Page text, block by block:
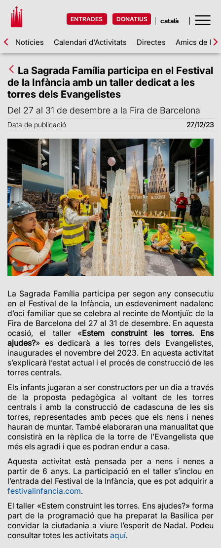
ENTRADES DONATIUS
Notícies Calendari d'Activitats Directes Amics de la
La Sagrada Família participa en el Festival
de la Infància amb un taller dedicat a les
torres dels Evangelistes
Del 27 al 31 de desembre a la Fira de Barcelona
Data de publicació 27/12/23
La Sagrada Família participa per segon any consecutiu
en el Festival de la Infància, un esdeveniment nadalenc
d’oci familiar que se celebra al recinte de Montjuïc de la
Fira de Barcelona del 27 al 31 de desembre. En aquesta
ocasió, el taller «Estem construint les torres. Ens
ajudes?» es dedicarà a les torres dels Evangelistes,
inaugurades el novembre del 2023. En aquesta activitat
s’explicarà l’estat actual i el procés de construcció de les
torres centrals.
Els infants jugaran a ser constructors per un dia a través
de la proposta pedagògica al voltant de les torres
centrals i amb la construcció de cadascuna de les sis
torres, representades amb peces que els nens i nenes
hauran de muntar. També elaboraran una manualitat que
consistirà en la rèplica de la torre de l’Evangelista que
més els agradi i que es podran endur a casa.
Aquesta activitat està pensada per a nens i nenes a
partir de 6 anys. La participació en el taller s’inclou en
l’entrada del Festival de la Infància, que es pot adquirir a
festivalinfancia.com.
El taller «Estem construint les torres. Ens ajudes?» forma
part de la programació que ha preparat la Basílica per
convidar la ciutadania a viure l’esperit de Nadal. Podeu
consultar totes les activitats aquí.